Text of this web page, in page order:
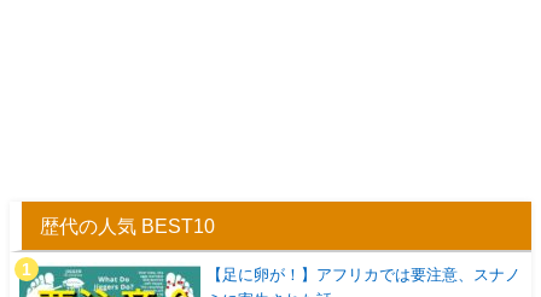
歴代の人気 BEST10
【足に卵が！】アフリカでは要注意、スナノ